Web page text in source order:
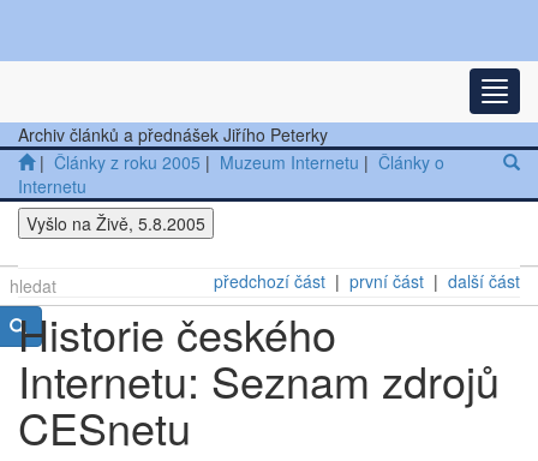
Nejnovější články
Další články
Přednášky
Ostatní
Archiv článků a přednášek Jiřího Peterky
| Články z roku 2005 | Muzeum Internetu | Články o
Internetu
Vyšlo na Živě, 5.8.2005
předchozí část | první část | další část
Historie českého
Internetu: Seznam zdrojů
CESnetu